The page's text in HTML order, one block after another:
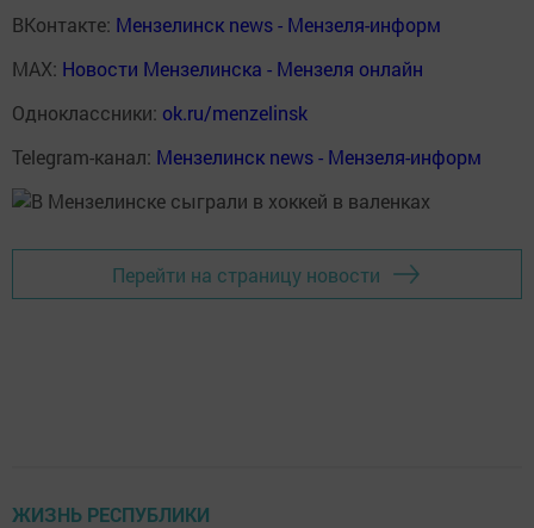
ВКонтакте: Мензелинск news - Мензеля-информ
MAX: Новости Мензелинска - Мензеля онлайн
Одноклассники: ok.ru/menzelinsk
Telegram-канал: Мензелинск news - Мензеля-информ
Перейти на страницу новости
ЖИЗНЬ РЕСПУБЛИКИ